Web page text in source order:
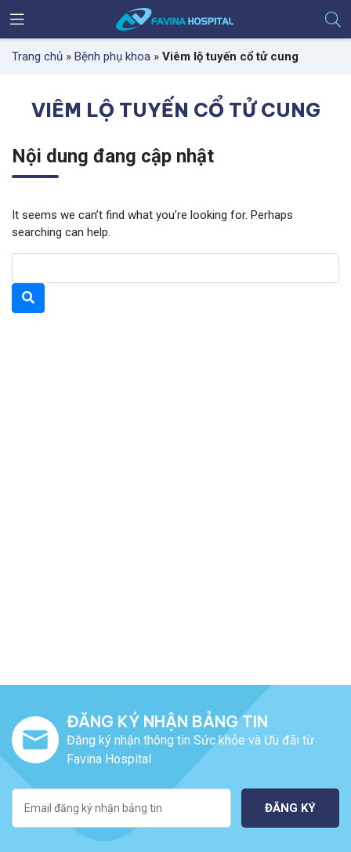
Trang chủ » Bệnh phụ khoa » Viêm lộ tuyến cổ tử cung
VIÊM LỘ TUYẾN CỔ TỬ CUNG
Nội dung đang cập nhật
It seems we can’t find what you’re looking for. Perhaps
searching can help.
ĐĂNG KÝ NHẬN BẢNG TIN
Đăng ký nhận thông tin Sức khỏe và Ưu đãi từ
Favina Hospital
ĐĂNG KÝ